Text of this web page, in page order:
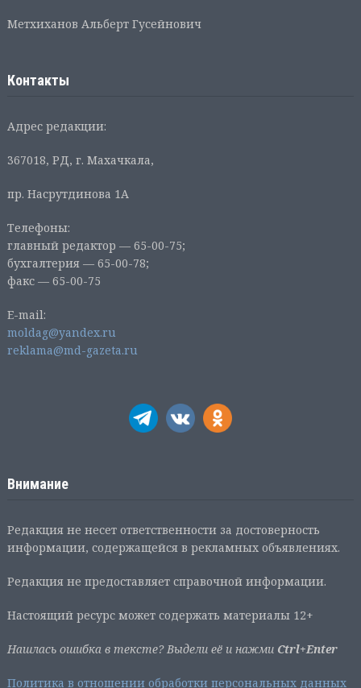
Метхиханов Альберт Гусейнович
Контакты
Адрес редакции:
367018, РД, г. Махачкала,
пр. Насрутдинова 1А
Телефоны:
главный редактор — 65-00-75;
бухгалтерия — 65-00-78;
факс — 65-00-75
E-mail:
moldag@yandex.ru
reklama@md-gazeta.ru
Внимание
Редакция не несет ответственности за достоверность
информации, содержащейся в рекламных объявлениях.
Редакция не предоставляет справочной информации.
Настоящий ресурс может содержать материалы 12+
Нашлась ошибка в тексте? Выдели её и нажми Ctrl+Enter
Политика в отношении обработки персональных данных